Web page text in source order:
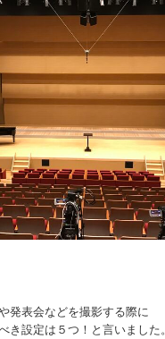
発表会などを撮影する際に
き設定は５つ！と言いました。